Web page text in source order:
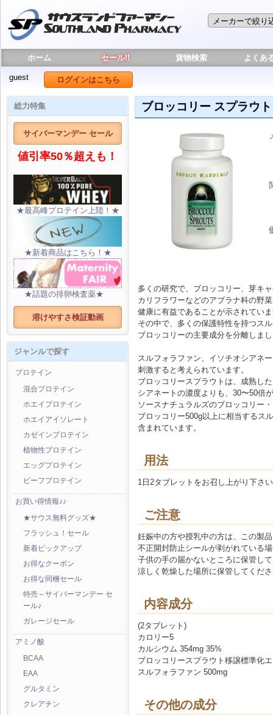
ホーム セール!! 貨物検索 よくあ
guest ログインはこちら
総力特集
サイバーマンデー セール
値引率50％超えも！
★最高峰プロテイン上陸！★
★新着商品はこちら！★
★話題の排卵検査薬★
溶けやすさ検証動画
ジャンルで探す
プロテイン
混合プロテイン
ホエイプロテイン
ホエイアイソレート
カゼインプロテイン
植物性プロテイン
エッグプロテイン
ビーフプロテイン
お買い得情報♪♪
★サウス無料グッズ★
フラッシュ！セール
新着ピックアップ
お得なクーポン
お得な同梱セール
特売～サイバーマンデー セ
ール♪
ガレージセール
アミノ酸
BCAA
EAA
グルタミン
クレアチン
ブロッコリー スプラウト
多くの研究で、ブロッコリー、芽キ
カリフラワーなどのアブラナ科の野
健康に有益であることが示されてい
その中で、多くの保護特性を持つス
ブロッコリーの主要成分を分離しま
スルフォラファン、イソチオシアネ
刺激すると考えられています。
ブロッコリースプラウトは、成熟し
シアネートの濃度よりも、30〜50倍
ソースナチュラルズのブロッコリー
ブロッコリー500g以上に相当するス
含まれています。
用法
1日2タブレットをお召し上がり下さ
ご注意
妊娠中の方や授乳中の方は、この製
不正開封防止シールが剥がれている
子供の手の届かないところに保管し
涼しく乾燥した場所に保管してくだ
内容成分
(2タブレット)
カロリー5
カルシウム 354mg 35%
ブロッコリースプラウト移譲標準化
スルフォラファン 500mg
その他の成分